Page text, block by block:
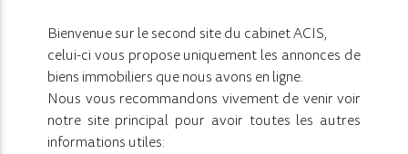
Bienvenue sur le second site du cabinet ACIS,
celui-ci vous propose uniquement les annonces de
biens immobiliers que nous avons en ligne.
Nous vous recommandons vivement de venir voir
notre site principal pour avoir toutes les autres
informations utiles: